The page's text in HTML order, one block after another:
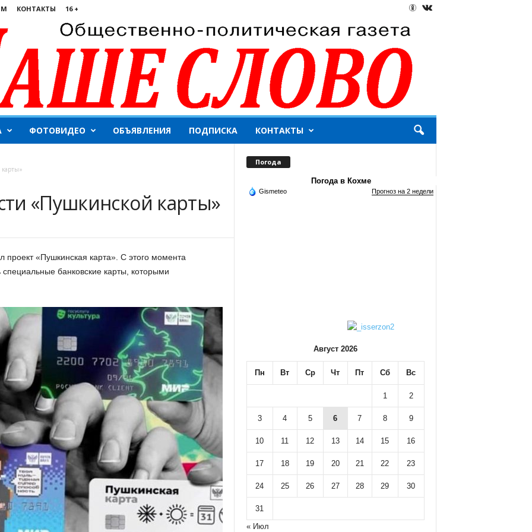
КОНТАКТЫ 16 +
ФОТОВИДЕО ОБЪЯВЛЕНИЯ ПОДПИСКА КОНТАКТЫ
«Пушкинской карты»
проект «Пушкинская карта». С этого момента
банковские карты, которыми
Погода
Погода в Кохме
Gismeteo Прогноз на 2 недели
Август 2026
Пн Вт Ср Чт Пт Сб Вс
1 2
3 4 5 6 7 8 9
10 11 12 13 14 15 16
17 18 19 20 21 22 23
24 25 26 27 28 29 30
31
« Июл